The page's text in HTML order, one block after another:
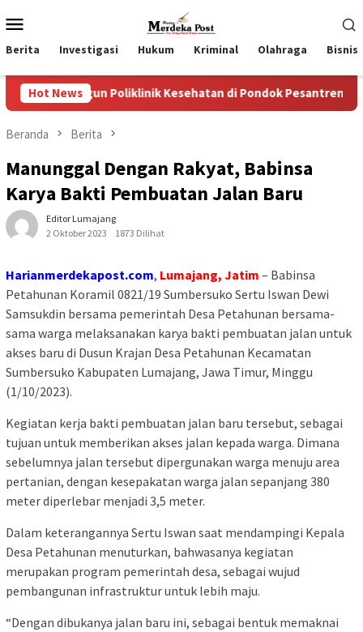
ke
kontenMobile
Berita Investigasi Hukum Kriminal Olahraga Bisnis
Hot News
Poliklinik Kesehatan di Pondok Pesantren Wakil
Beranda Berita
Manunggal Dengan Rakyat, Babinsa
Karya Bakti Pembuatan Jalan Baru
Editor Lumajang
2 Oktober 2023
1873 Dilihat
Harianmerdekapost.com, Lumajang, Jatim – Babinsa
Petahunan Koramil 0821/19 Sumbersuko Sertu Iswan Dewi
Samsukdin bersama pemerintah Desa Petahunan bersama-
sama warga melaksanakan karya bakti pembuatan jalan untuk
akses baru di Dusun Krajan Desa Petahunan Kecamatan
Sumbersuko Kabupaten Lumajang, Jawa Timur, Minggu
(1/10/2023).
Kegiatan kerja bakti pembuatan jalan baru tersebut, sebagai
tujuan untuk memberikan akses jalan kepada warga. Dimana
sebelumnya jalan tersebut dipergunakan warga menuju area
pertanian, dengan kesepakatan warga jalan sepanjang 380
meter diperlebar menjadi 3,5 meter.
Dalam keterangannya Sertu Iswan saat mendampingi Kepala
Desa Petahunan menuturkan, bahwasanya kegiatan
merupakan program pemerintah desa, sebagai wujud
pembangunan infrastruktur untuk lebih maju.
“Dengan dibukanya jalan baru ini, sebagai bentuk memaknai